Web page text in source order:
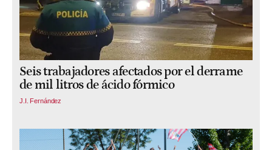
Seis trabajadores afectados por el derrame
de mil litros de ácido fórmico
J.I. Fernández